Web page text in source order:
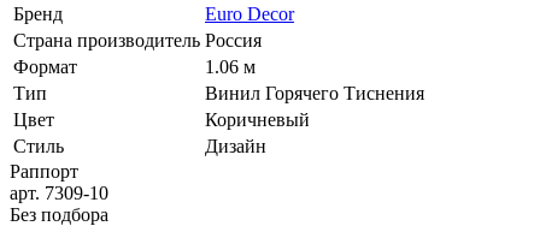
Бренд
Euro Decor
Страна производитель Россия
Формат
1.06 м
Тип
Винил Горячего Тиснения
Цвет
Коричневый
Стиль
Дизайн
Раппорт
арт. 7309-10
Без подбора